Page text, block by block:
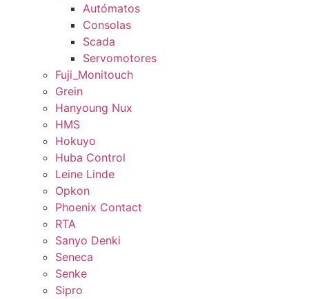
Autómatos
Consolas
Scada
Servomotores
Fuji_Monitouch
Grein
Hanyoung Nux
HMS
Hokuyo
Huba Control
Leine Linde
Opkon
Phoenix Contact
RTA
Sanyo Denki
Seneca
Senke
Sipro